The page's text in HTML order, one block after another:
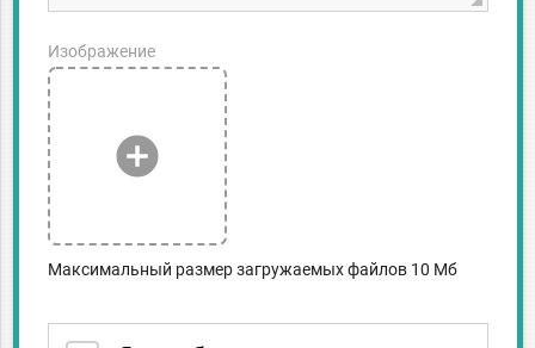
add_circle
Изображение
Максимальный размер загружаемых файлов 10 Мб